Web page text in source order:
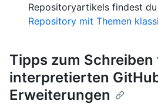
Repositoryartikels findest
Repository mit Themen
Tipps zum Schreiben
interpretierten
Erweiterungen